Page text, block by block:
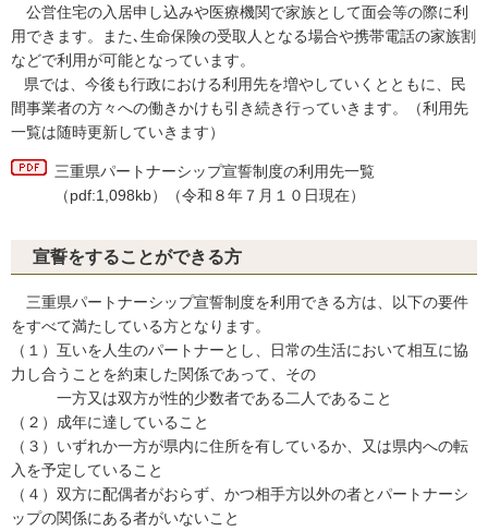
公営住宅の入居申し込みや医療機関で家族として面会等の際に利
用できます。また､生命保険の受取人となる場合や携帯電話の家族割
などで利用が可能となっています。
県では、今後も行政における利用先を増やしていくとともに、民
間事業者の方々への働きかけも引き続き行っていきます。（利用先
一覧は随時更新していきます）
三重県パートナーシップ宣誓制度の利用先一覧
（pdf:1,098kb）（令和８年７月１０日現在）
宣誓をすることができる方
三重県パートナーシップ宣誓制度を利用できる方は、以下の要件
をすべて満たしている方となります。
（１）互いを人生のパートナーとし、日常の生活において相互に協
力し合うことを約束した関係であって、その
一方又は双方が性的少数者である二人であること
（２）成年に達していること
（３）いずれか一方が県内に住所を有しているか、又は県内への転
入を予定していること
（４）双方に配偶者がおらず、かつ相手方以外の者とパートナーシ
ップの関係にある者がいないこと